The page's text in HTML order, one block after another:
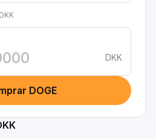
DKK
DOGE